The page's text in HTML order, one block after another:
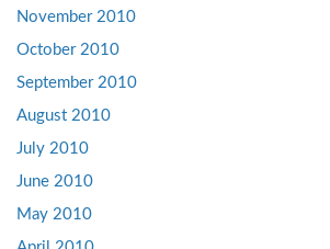
November 2010
October 2010
September 2010
August 2010
July 2010
June 2010
May 2010